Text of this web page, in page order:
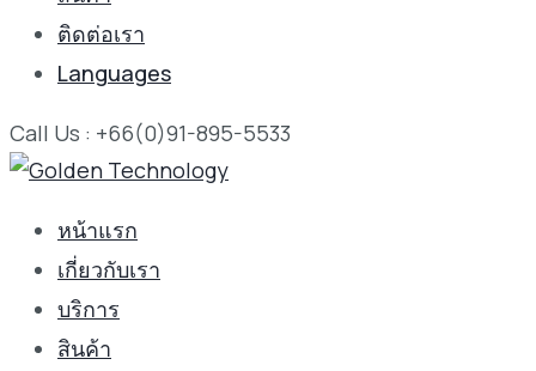
ติดต่อเรา
Languages
Call Us : +66(0)91-895-5533
หน้าแรก
เกี่ยวกับเรา
บริการ
สินค้า